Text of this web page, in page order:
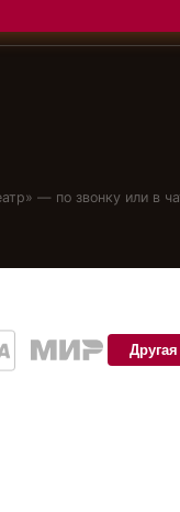
» — по звонку или в